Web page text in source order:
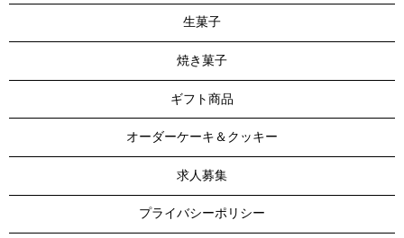
生菓子
焼き菓子
ギフト商品
オーダーケーキ＆クッキー
求人募集
プライバシーポリシー